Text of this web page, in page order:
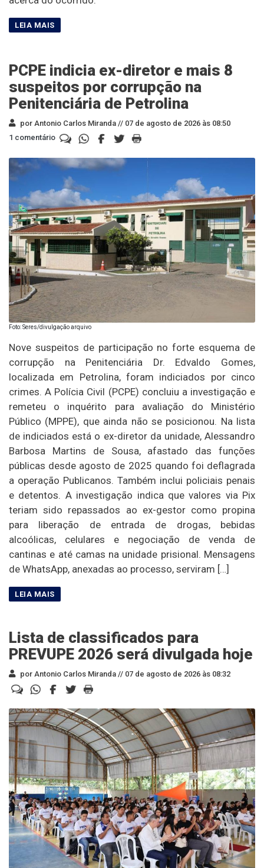
PCPE indicia ex-diretor e mais 8
suspeitos por corrupção na
Penitenciária de Petrolina
por Antonio Carlos Miranda // 07 de agosto de 2026 às 08:50
1 comentário
Foto: Seres/divulgação arquivo
Nove suspeitos de participação no forte esquema de
corrupção na Penitenciária Dr. Edvaldo Gomes,
localizada em Petrolina, foram indiciados por cinco
crimes. A Polícia Civil (PCPE) concluiu a investigação e
remeteu o inquérito para avaliação do Ministério
Público (MPPE), que ainda não se posicionou. Na lista
de indiciados está o ex-diretor da unidade, Alessandro
Barbosa Martins de Sousa, afastado das funções
públicas desde agosto de 2025 quando foi deflagrada
a operação Publicanos. Também inclui policiais penais
e detentos. A investigação indica que valores via Pix
teriam sido repassados ao ex-gestor como propina
para liberação de entrada de drogas, bebidas
alcoólicas, celulares e negociação de venda de
cantinas e até camas na unidade prisional. Mensagens
de WhatsApp, anexadas ao processo, serviram […]
Lista de classificados para
PREVUPE 2026 será divulgada hoje
por Antonio Carlos Miranda // 07 de agosto de 2026 às 08:32